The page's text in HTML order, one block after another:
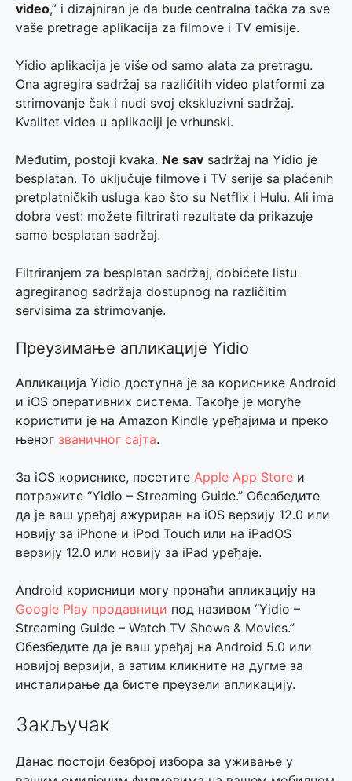
video,” i dizajniran je da bude centralna tačka za sve
vaše pretrage aplikacija za filmove i TV emisije.
Yidio aplikacija je više od samo alata za pretragu.
Ona agregira sadržaj sa različitih video platformi za
strimovanje čak i nudi svoj ekskluzivni sadržaj.
Kvalitet videa u aplikaciji je vrhunski.
Međutim, postoji kvaka. Ne sav sadržaj na Yidio je
besplatan. To uključuje filmove i TV serije sa plaćenih
pretplatničkih usluga kao što su Netflix i Hulu. Ali ima
dobra vest: možete filtrirati rezultate da prikazuje
samo besplatan sadržaj.
Filtriranjem za besplatan sadržaj, dobićete listu
agregiranog sadržaja dostupnog na različitim
servisima za strimovanje.
Преузимање апликације Yidio
Апликација Yidio доступна је за кориснике Android
и iOS оперативних система. Такође је могуће
користити је на Amazon Kindle уређајима и преко
њеног званичног сајта.
За iOS кориснике, посетите Apple App Store и
потражите “Yidio – Streaming Guide.” Обезбедите
да је ваш уређај ажуриран на iOS верзију 12.0 или
новију за iPhone и iPod Touch или на iPadOS
верзију 12.0 или новију за iPad уређаје.
Android корисници могу пронаћи апликацију на
Google Play продавници под називом “Yidio –
Streaming Guide – Watch TV Shows & Movies.”
Обезбедите да је ваш уређај на Android 5.0 или
новијој верзији, а затим кликните на дугме за
инсталирање да бисте преузели апликацију.
Закључак
Данас постоји безброј избора за уживање у